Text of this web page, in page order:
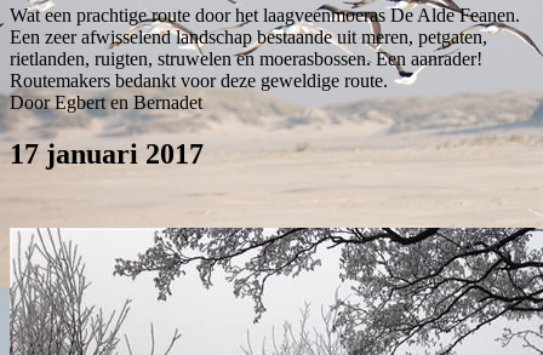
Wat een prachtige route door het laagveenmoeras De Alde Feanen.
Een zeer afwisselend landschap bestaande uit meren, petgaten,
rietlanden, ruigten, struwelen en moerasbossen. Een aanrader!
Routemakers bedankt voor deze geweldige route.
Door Egbert en Bernadet
17 januari 2017